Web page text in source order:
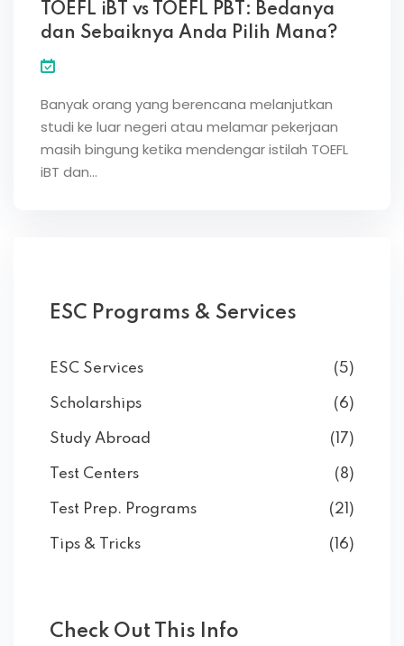
TOEFL iBT vs TOEFL PBT: Bedanya
dan Sebaiknya Anda Pilih Mana?
Banyak orang yang berencana melanjutkan
studi ke luar negeri atau melamar pekerjaan
masih bingung ketika mendengar istilah TOEFL
iBT dan…
ESC Programs & Services
ESC Services (5)
Scholarships (6)
Study Abroad (17)
Test Centers (8)
Test Prep. Programs (21)
Tips & Tricks (16)
Check Out This Info